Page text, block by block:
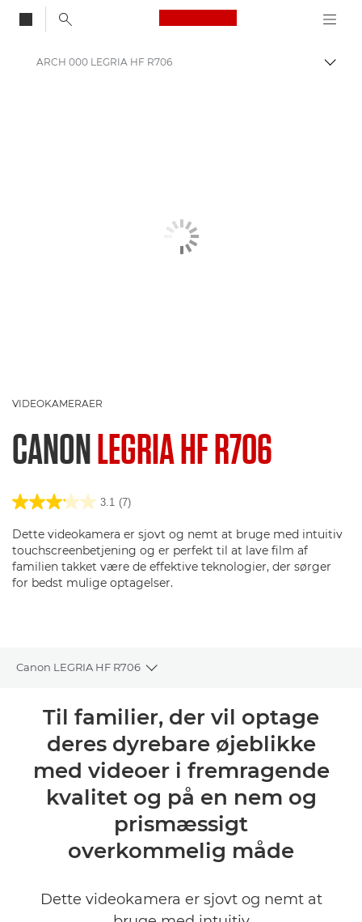
Canon Logo, back
Skift
ARCH 000 LEGRIA HF R706
VIDEOKAMERAER
CANONLEGRIA HF R706
3.1 (7)
Dette videokamera er sjovt og nemt at bruge med intuitiv
touchscreenbetjening og er perfekt til at lave film af
familien takket være de effektive teknologier, der sørger
for bedst mulige optagelser.
Canon LEGRIA HF R706
Toggle breadcrumbs
Oversigt
Specifikationer
Anmeldelser
Til familier, der vil optage
deres dyrebare øjeblikke
med videoer i fremragende
kvalitet og på en nem og
prismæssigt
overkommelig måde
Dette videokamera er sjovt og nemt at